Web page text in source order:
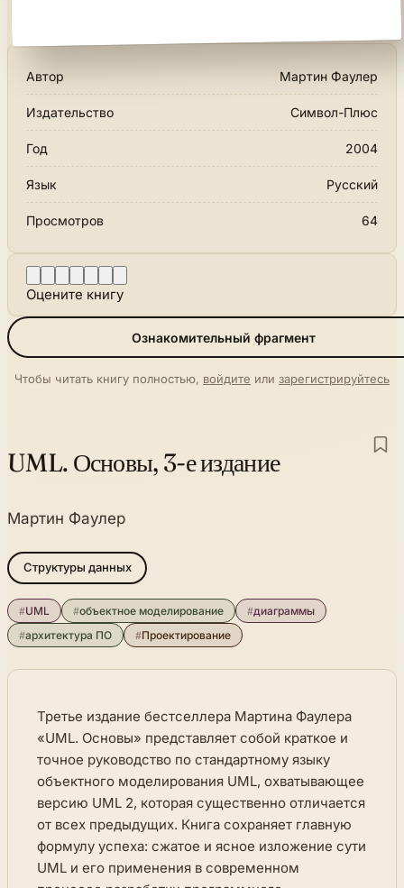
Автор Мартин Фаулер
Издательство Символ-Плюс
Год 2004
Язык Русский
Просмотров 64
Оцените книгу
Ознакомительный фрагмент
Чтобы читать книгу полностью, войдите или зарегистрируйтесь
UML. Основы, 3-е издание
Мартин Фаулер
Структуры данных
#UML #объектное моделирование #диаграммы
#архитектура ПО #Проектирование
Третье издание бестселлера Мартина Фаулера
«UML. Основы» представляет собой краткое и
точное руководство по стандартному языку
объектного моделирования UML, охватывающее
версию UML 2, которая существенно отличается
от всех предыдущих. Книга сохраняет главную
формулу успеха: сжатое и ясное изложение сути
UML и его применения в современном